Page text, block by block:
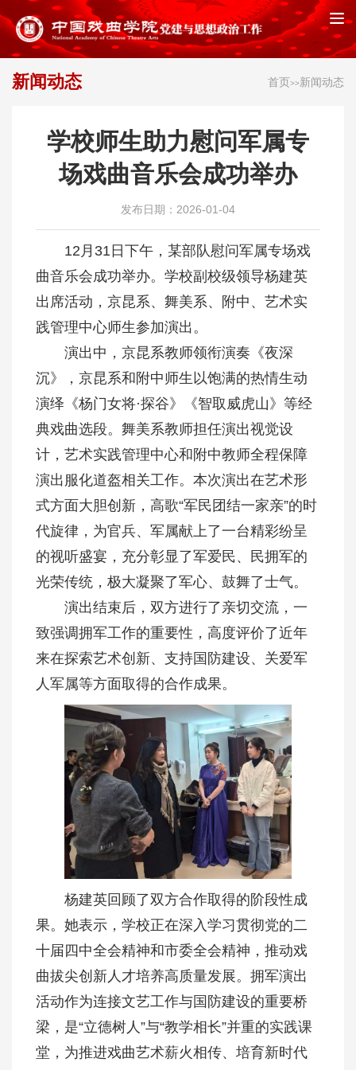
新闻动态 首页>>新闻动态
学校师生助力慰问军属专
场戏曲音乐会成功举办
发布日期：2026-01-04
12月31日下午，某部队慰问军属专场戏
曲音乐会成功举办。学校副校级领导杨建英
出席活动，京昆系、舞美系、附中、艺术实
践管理中心师生参加演出。
演出中，京昆系教师领衔演奏《夜深
沉》，京昆系和附中师生以饱满的热情生动
演绎《杨门女将·探谷》《智取威虎山》等经
典戏曲选段。舞美系教师担任演出视觉设
计，艺术实践管理中心和附中教师全程保障
演出服化道盔相关工作。本次演出在艺术形
式方面大胆创新，高歌“军民团结一家亲”的时
代旋律，为官兵、军属献上了一台精彩纷呈
的视听盛宴，充分彰显了军爱民、民拥军的
光荣传统，极大凝聚了军心、鼓舞了士气。
演出结束后，双方进行了亲切交流，一
致强调拥军工作的重要性，高度评价了近年
来在探索艺术创新、支持国防建设、关爱军
人军属等方面取得的合作成果。
杨建英回顾了双方合作取得的阶段性成
果。她表示，学校正在深入学习贯彻党的二
十届四中全会精神和市委全会精神，推动戏
曲拔尖创新人才培养高质量发展。拥军演出
活动作为连接文艺工作与国防建设的重要桥
梁，是“立德树人”与“教学相长”并重的实践课
堂，为推进戏曲艺术薪火相传、培育新时代